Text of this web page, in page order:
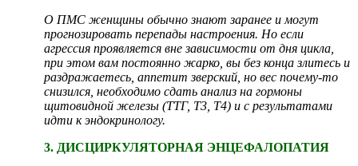
О ПМС женщины обычно знают заранее и могут
прогнозировать перепады настроения. Но если
агрессия проявляется вне зависимости от дня цикла,
при этом вам постоянно жарко, вы без конца злитесь и
раздражаетесь, аппетит зверский, но вес почему-то
снизился, необходимо сдать анализ на гормоны
щитовидной железы (ТТГ, Т3, Т4) и с результатами
идти к эндокринологу.
3. ДИСЦИРКУЛЯТОРНАЯ ЭНЦЕФАЛОПАТИЯ